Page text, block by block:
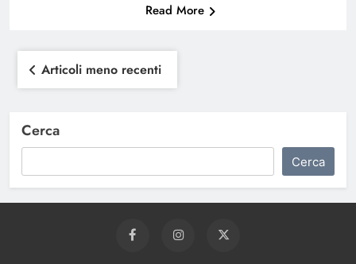
Read More
Navigazione
articoli
Articoli meno recenti
Cerca
Cerca